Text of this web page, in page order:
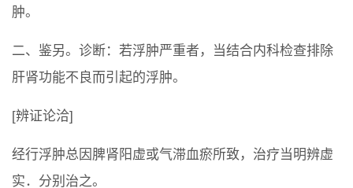
肿。
二、鉴另。诊断：若浮肿严重者，当结合内科检查排除
肝肾功能不良而引起的浮肿。
[辨证论洽]
经行浮肿总因脾肾阳虚或气滞血瘀所致，治疗当明辨虚
实．分别治之。